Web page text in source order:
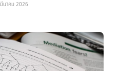
นาคม 2026